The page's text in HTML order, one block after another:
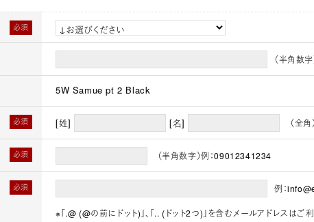
必須
（半角数
5W Samue pt 2 Black
必須 [姓] [名] （全角）
必須 （半角数字）例：09012341234
必須 例：
※「.@ (@の前にドット)」、「.. (ドット2つ)」を含むメールアドレスは